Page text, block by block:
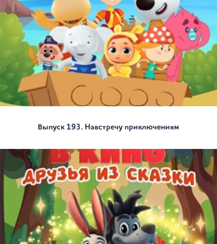
Выпуск 193. Навстречу приключениям